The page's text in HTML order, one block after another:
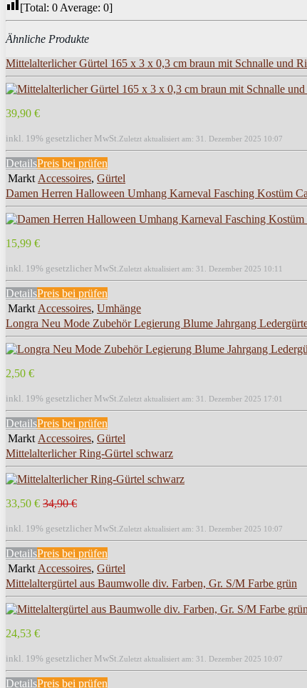
[Total: 0 Average: 0]
Ähnliche Produkte
Mittelalterlicher Gürtel 165 x 3 x 0,3 cm braun mit Schnalle und
39,90 €
inkl. 19% gesetzlicher MwSt.Zuletzt aktualisiert am: 31. Dezember 2025 10:07
DetailsPreis bei prüfen
Markt Accessoires, Gürtel
Damen Herren Halloween Umhang Karneval Fasching Kostüm
15,99 €
inkl. 19% gesetzlicher MwSt.Zuletzt aktualisiert am: 31. Dezember 2025 10:11
DetailsPreis bei prüfen
Markt Accessoires, Umhänge
Longra Neu Mode Zubehör Legierung Blume Jahrgang
2,50 €
inkl. 19% gesetzlicher MwSt.Zuletzt aktualisiert am: 31. Dezember 2025 17:01
DetailsPreis bei prüfen
Markt Accessoires, Gürtel
Mittelalterlicher Ring-Gürtel schwarz
33,50 € 34,90 €
inkl. 19% gesetzlicher MwSt.Zuletzt aktualisiert am: 31. Dezember 2025 10:07
DetailsPreis bei prüfen
Markt Accessoires, Gürtel
Mittelaltergürtel aus Baumwolle div. Farben, Gr. S/M Farbe grün
24,53 €
inkl. 19% gesetzlicher MwSt.Zuletzt aktualisiert am: 31. Dezember 2025 10:07
DetailsPreis bei prüfen